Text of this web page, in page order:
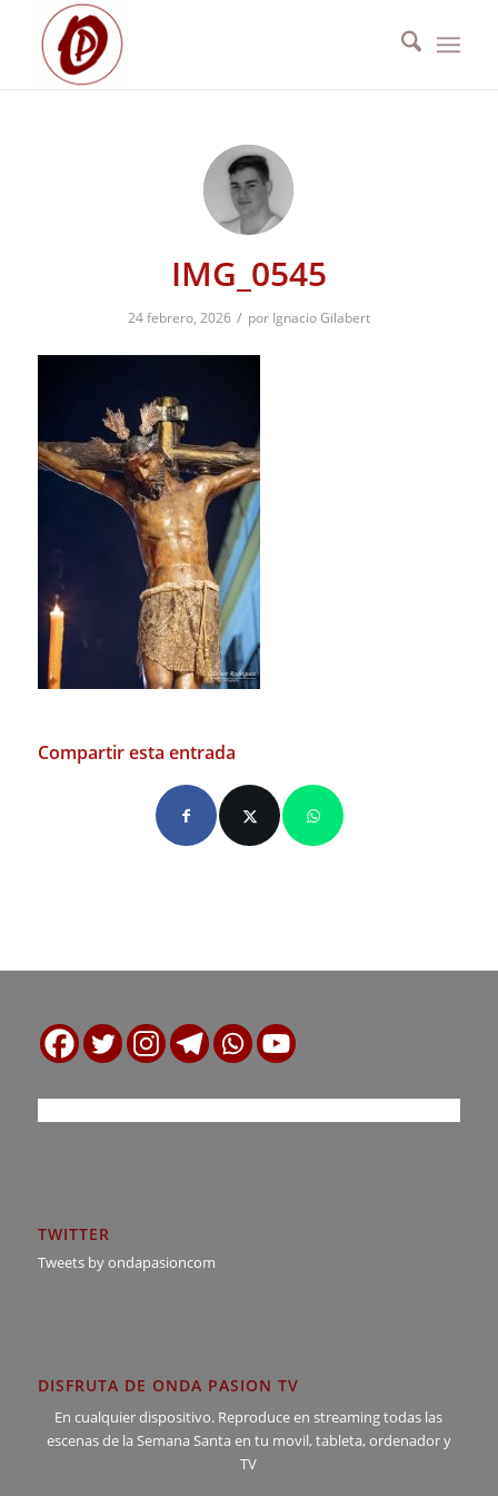
IMG_0545
24 febrero, 2026 / por Ignacio Gilabert
Compartir esta entrada
TWITTER
Tweets by ondapasioncom
DISFRUTA DE ONDA PASION TV
En cualquier dispositivo. Reproduce en streaming todas las
escenas de la Semana Santa en tu movil, tableta, ordenador y
TV